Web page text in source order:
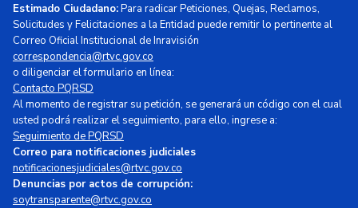
Estimado Ciudadano:Para radicar Peticiones, Quejas, Reclamos,
Solicitudes y Felicitaciones a la Entidad puede remitir lo pertinente al
Correo Oficial Institucional de Inravisión
correspondencia@rtvc.gov.co
o diligenciar el formulario en línea:
Contacto PQRSD
Al momento de registrar su petición, se generará un código con el cual
usted podrá realizar el seguimiento, para ello, ingrese a:
Seguimiento de PQRSD
Correo para notificaciones judiciales
notificacionesjudiciales@rtvc.gov.co
Denuncias por actos de corrupción:
soytransparente@rtvc.gov.co